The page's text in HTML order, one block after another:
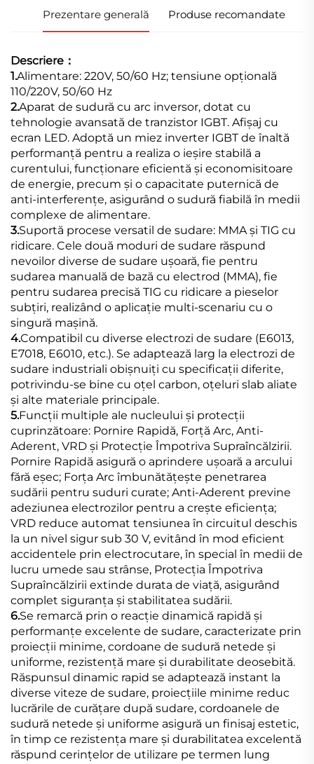
Prezentare generală Produse recomandate
Descriere：
1.Alimentare: 220V, 50/60 Hz; tensiune opțională
110/220V, 50/60 Hz
2.Aparat de sudură cu arc inversor, dotat cu
tehnologie avansată de tranzistor IGBT. Afișaj cu
ecran LED. Adoptă un miez inverter IGBT de înaltă
performanță pentru a realiza o ieșire stabilă a
curentului, funcționare eficientă și economisitoare
de energie, precum și o capacitate puternică de
anti-interferențe, asigurând o sudură fiabilă în medii
complexe de alimentare.
3.Suportă procese versatil de sudare: MMA și TIG cu
ridicare. Cele două moduri de sudare răspund
nevoilor diverse de sudare ușoară, fie pentru
sudarea manuală de bază cu electrod (MMA), fie
pentru sudarea precisă TIG cu ridicare a pieselor
subțiri, realizând o aplicație multi-scenariu cu o
singură mașină.
4.Compatibil cu diverse electrozi de sudare (E6013,
E7018, E6010, etc.). Se adaptează larg la electrozi de
sudare industriali obișnuiți cu specificații diferite,
potrivindu-se bine cu oțel carbon, oțeluri slab aliate
și alte materiale principale.
5.Funcții multiple ale nucleului și protecții
cuprinzătoare: Pornire Rapidă, Forță Arc, Anti-
Aderent, VRD și Protecție Împotriva Supraîncălzirii.
Pornire Rapidă asigură o aprindere ușoară a arcului
fără eșec; Forța Arc îmbunătățește penetrarea
sudării pentru suduri curate; Anti-Aderent previne
adeziunea electrozilor pentru a crește eficiența;
VRD reduce automat tensiunea în circuitul deschis
la un nivel sigur sub 30 V, evitând în mod eficient
accidentele prin electrocutare, în special în medii de
lucru umede sau strânse, Protecția Împotriva
Supraîncălzirii extinde durata de viață, asigurând
complet siguranța și stabilitatea sudării.
6.Se remarcă prin o reacție dinamică rapidă și
performanțe excelente de sudare, caracterizate prin
proiecții minime, cordoane de sudură netede și
uniforme, rezistență mare și durabilitate deosebită.
Răspunsul dinamic rapid se adaptează instant la
diverse viteze de sudare, proiecțiile minime reduc
lucrările de curățare după sudare, cordoanele de
sudură netede și uniforme asigură un finisaj estetic,
în timp ce rezistența mare și durabilitatea excelentă
răspund cerințelor de utilizare pe termen lung